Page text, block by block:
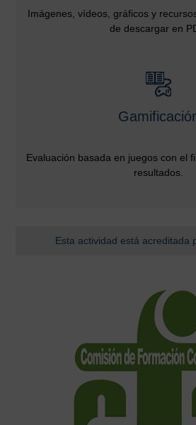
Imágenes, vídeos, gráficos y
de descargar en
Evaluación basada en juegos con el
resultados.
Esta actividad está acreditada